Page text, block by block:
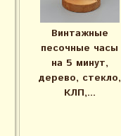
Винтажные
песочные часы
на 5 минут,
дерево, стекло,
КЛП,...